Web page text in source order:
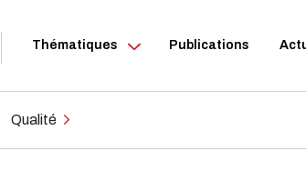
Thématiques Publications
Qualité